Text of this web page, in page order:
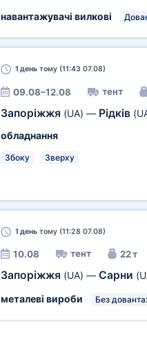
навантажувачі вилкові
1 деньтому (11:43 07.08)
09.08–12.08 тент
Запоріжжя (UA) — Рідків
обладнання
Збоку Зверху
1 деньтому (11:28 07.08)
10.08 тент 22 т
Запоріжжя (UA) — Сарни
металеві вироби
Без